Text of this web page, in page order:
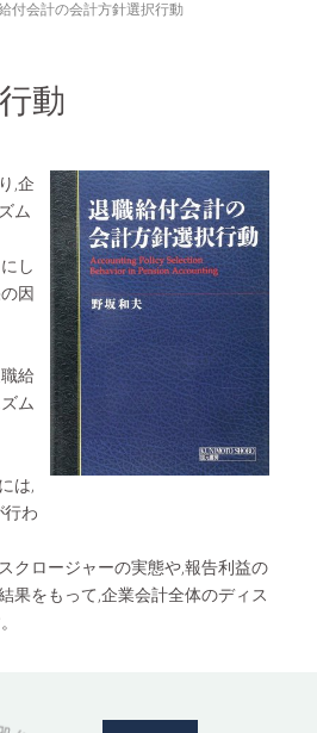
付会計の会計方針選択行動
動
,企
ム
し
因
給
ム
は,
行わ
クロージャーの実態や,報告利益の
果をもって,企業会計全体のディス